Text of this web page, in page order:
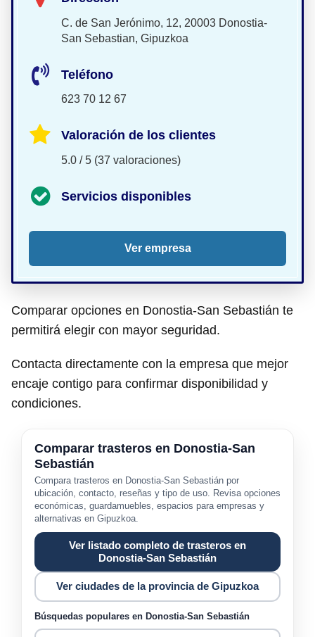
C. de San Jerónimo, 12, 20003 Donostia-
San Sebastian, Gipuzkoa
Teléfono
623 70 12 67
Valoración de los clientes
5.0 / 5 (37 valoraciones)
Servicios disponibles
Ver empresa
Comparar opciones en Donostia-San Sebastián te
permitirá elegir con mayor seguridad.
Contacta directamente con la empresa que mejor
encaje contigo para confirmar disponibilidad y
condiciones.
Comparar trasteros en Donostia-San
Sebastián
Compara trasteros en Donostia-San Sebastián por
ubicación, contacto, reseñas y tipo de uso. Revisa opciones
económicas, guardamuebles, espacios para empresas y
alternativas en Gipuzkoa.
Ver listado completo de trasteros en
Donostia-San Sebastián
Ver ciudades de la provincia de Gipuzkoa
Búsquedas populares en Donostia-San Sebastián